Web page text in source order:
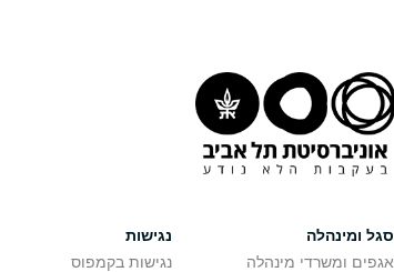
סגל ומינהלה
אגפים ומשרדי מינהלה
נגישות
נגישות בקמפוס